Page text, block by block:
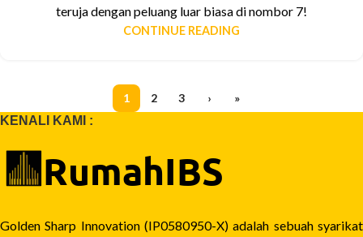
teruja dengan peluang luar biasa di nombor 7!
CONTINUE READING
1 2 3 ›
»
KENALI KAMI :
Golden Sharp Innovation (IP0580950-X) adalah sebuah syarikat